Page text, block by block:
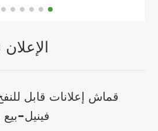
قماش إعلانات قابل
فينيل-